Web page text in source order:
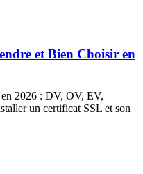
et Bien Choisir en
2026 : DV, OV, EV,
un certificat SSL et son